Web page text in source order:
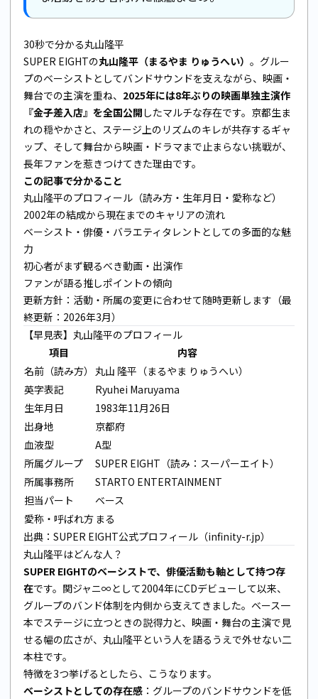
30秒で分かる丸山隆平
SUPER EIGHTの丸山隆平（まるやま りゅうへい） 。グルー
プのベーシストとしてバンドサウンドを支えながら、映画・
舞台での主演を重ね、 2025年には8年ぶりの映画単独主演作
『金子差入店』を全国公開 したマルチな存在です。京都生ま
れの穏やかさと、ステージ上のリズムのキレが共存するギャ
ップ、そして舞台から映画・ドラマまで止まらない挑戦が、
長年ファンを惹きつけてきた理由です。
この記事で分かること
丸山隆平のプロフィール（読み方・生年月日・愛称など）
2002年の結成から現在までのキャリアの流れ
ベーシスト・俳優・バラエティタレントとしての多面的な魅
力
初心者がまず観るべき動画・出演作
ファンが語る推しポイントの傾向
更新方針：活動・所属の変更に合わせて随時更新します（最
終更新：2026年3月）
【早見表】丸山隆平のプロフィール
項目
内容
名前（読み方）
丸山 隆平（まるやま りゅうへい）
英字表記
Ryuhei Maruyama
生年月日
1983年11月26日
出身地
京都府
血液型
A型
所属グループ
SUPER EIGHT（読み：スーパーエイト）
所属事務所
STARTO ENTERTAINMENT
担当パート
ベース
愛称・呼ばれ方 まる
出典： SUPER EIGHT公式プロフィール（infinity-r.jp）
丸山隆平はどんな人？
SUPER EIGHTのベーシストで、俳優活動も軸として持つ存
在です。関ジャニ∞として2004年にCDデビューして以来、
グループのバンド体制を内側から支えてきました。ベース一
本でステージに立つときの説得力と、映画・舞台の主演で見
せる幅の広さが、丸山隆平という人を語るうえで外せない二
本柱です。
特徴を3つ挙げるとしたら、こうなります。
ベーシストとしての存在感 ：グループのバンドサウンドを低